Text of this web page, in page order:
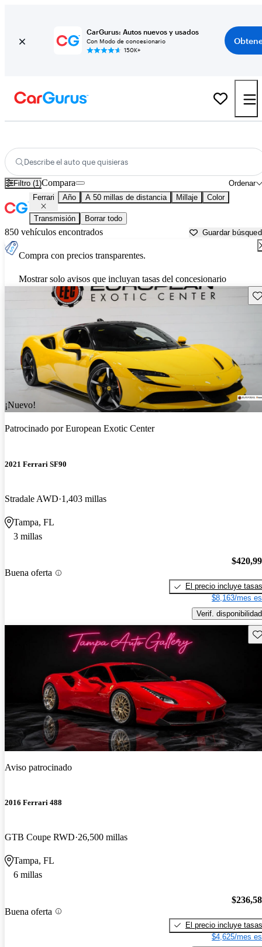
CarGurus: Autos nuevos y usados
Con Modo de concesionario
150K+
Describe el auto que quisieras
Filtro (1) Ordenar
Compara
Ferrari Año A 50 millas de distancia Millaje Color
Transmisión Borrar todo
850 vehículos encontrados Guardar
Compra con precios transparentes.
Mostrar solo avisos que incluyan tasas del concesionario
¡Nuevo!
Patrocinado porEuropean Exotic Center
2021 Ferrari SF90
Stradale AWD 1,403 millas
Tampa, FL
3 millas
Buena oferta
El precio incluye tasas
$8,163/mes
Verif. disponibilidad
Aviso patrocinado
2016 Ferrari 488
GTB Coupe RWD 26,500 millas
Tampa, FL
6 millas
Buena oferta
El precio incluye tasas
$4,625/mes